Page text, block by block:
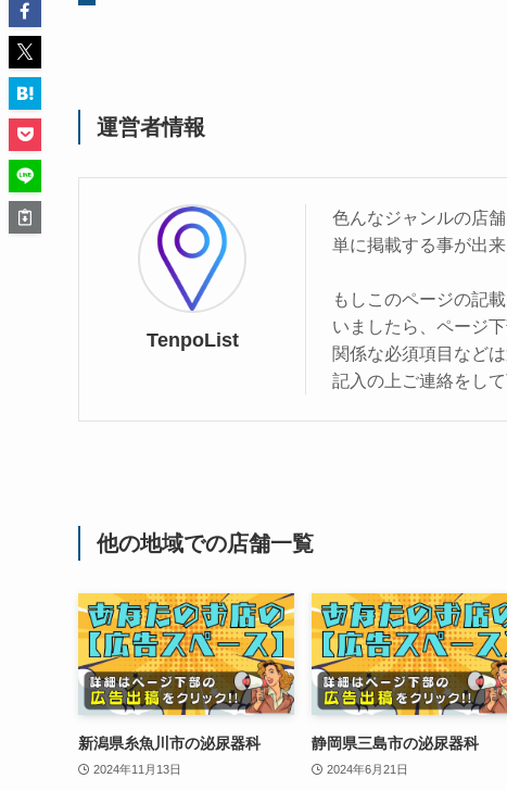
運営者情報
TenpoList
色んなジャンルの店
単に掲載する事が出来
もしこのページの記
いましたら、ページ
関係な必須項目など
記入の上ご連絡をし
他の地域での店舗一覧
新潟県糸魚川市の泌尿器科
2024年11月13日
静岡県三島市の泌尿器科
2024年6月21日